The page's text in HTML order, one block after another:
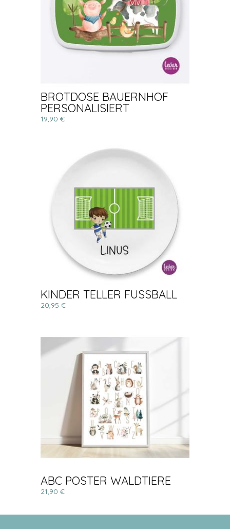
BROTDOSE BAUERNHOF
PERSONALISIERT
19,90 €
KINDER TELLER FUSSBALL
20,95 €
ABC POSTER WALDTIERE
21,90 €